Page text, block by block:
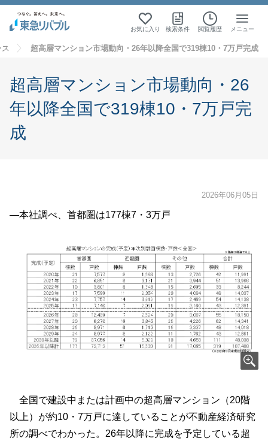
お気に入り 検索条件 閲覧履歴 メニュー
超高層マンション市場動向・26年以降全国で319棟10・7万戸完成
超高層マンション市場動向・26
年以降全国で319棟10・7万戸完
成
2026年06月05日
―本社調べ、首都圏は177棟7・3万戸
全国で建設中または計画中の超高層マンション（20階
以上）が約10・7万戸に達していることが不動産経済研究
所の調べでわかった。26年以降に完成を予定している超